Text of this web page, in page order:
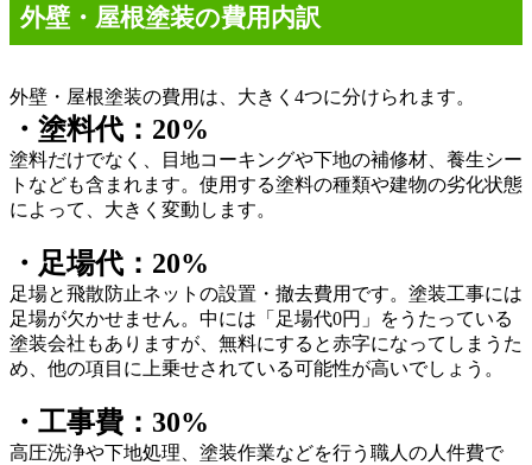
外壁・屋根塗装の費用内訳
外壁・屋根塗装の費用は、大きく 4つに分けられます。
・塗料代：20%
塗料だけでなく、目地コーキングや下地の補修材、養生シー
トなども含まれます。使用する塗料の種類や建物の劣化状態
によって、大きく変動します。
・足場代：20%
足場と飛散防止ネットの設置・撤去費用です。 塗装工事には
足場が欠かせません。中には「足場代0円」をうたっている
塗装会社もありますが、無料にすると赤字になってしまうた
め、他の項目に上乗せされている可能性が高いでしょう。
・工事費：30%
高圧洗浄や下地処理、塗装作業などを行う職人の人件費で